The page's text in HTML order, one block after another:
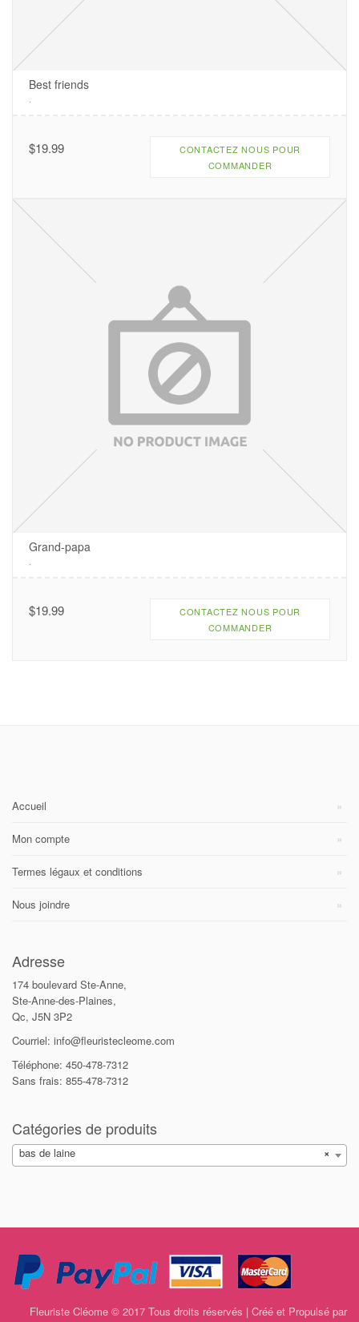
Best friends
$19.99
CONTACTEZ NOUS POUR
COMMANDER
Grand-papa
$19.99
CONTACTEZ NOUS POUR
COMMANDER
Accueil
Mon compte
Termes légaux et conditions
Nous joindre
Adresse
174 boulevard Ste-Anne,
Ste-Anne-des-Plaines,
Qc, J5N 3P2
Courriel: info@fleuristecleome.com
Téléphone: 450-478-7312
Sans frais: 855-478-7312
Catégories de produits
×
bas de laine
Fleuriste Cléome © 2017 Tous droits réservés | Créé et Propulsé par